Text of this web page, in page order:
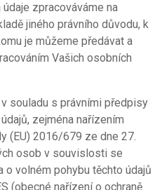
zpracováváme na
jiného právního důvodu, k
je můžeme předávat a
Vašich osobních
souladu s právními předpisy
zejména nařízením
(EU) 2016/679 ze dne 27.
osob v souvislosti se
o volném pohybu těchto údajů
(obecné nařízení o ochraně